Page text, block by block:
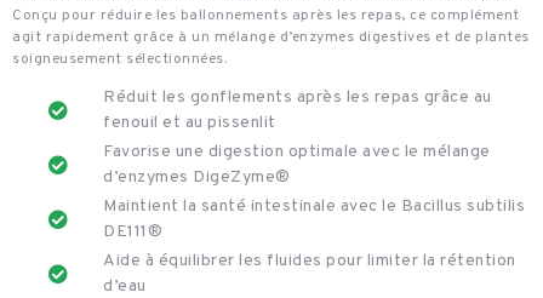
Conçu pour réduire les ballonnements après les repas, ce complément
agit rapidement grâce à un mélange d’enzymes digestives et de plantes
soigneusement sélectionnées.
Réduit les gonflements après les repas grâce au
fenouil et au pissenlit
Favorise une digestion optimale avec le mélange
d’enzymes DigeZyme®
Maintient la santé intestinale avec le Bacillus subtilis
DE111®
Aide à équilibrer les fluides pour limiter la rétention
d’eau